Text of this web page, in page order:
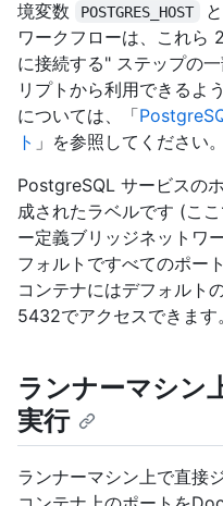
境変数
POSTGRES_HOST と
ワークフローは、これら
に接続する" ステップの一
リプトから利用できるよ
については、「
ト 」を参照してください。
PostgreSQL サービスの
成されたラベルです (こ
ー定義ブリッジネットワ
フォルトですべてのポー
コンテナにはデフォルト
5432でアクセスできます。
ランナーマシン
実行
ランナーマシン上で直接